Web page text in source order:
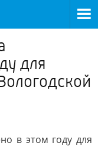
для
в этом году для